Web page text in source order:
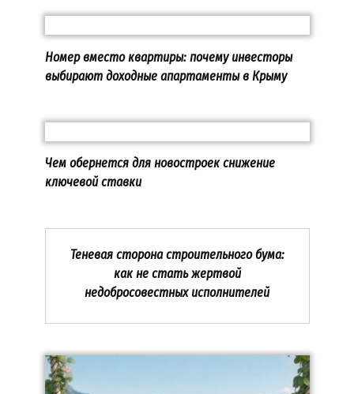
Номер вместо квартиры: почему инвесторы
выбирают доходные апартаменты в Крыму
Чем обернется для новостроек снижение
ключевой ставки
Теневая сторона строительного бума:
как не стать жертвой
недобросовестных исполнителей